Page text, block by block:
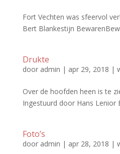
Fort Vechten was sfeervol
Bert Blankestijn
Drukte
door admin | apr 29, 2018 |
Over de hoofden heen is te
Ingestuurd door Hans Lenior
Foto’s
door admin | apr 28, 2018 |